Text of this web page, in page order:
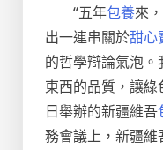
“五年包養來
出一連串關於甜心
的哲學辯論氣泡
東西的品質，讓
日舉辦的新疆維吾
務會議上，新疆維